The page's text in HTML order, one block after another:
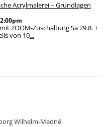
Acrylmalerei – Grundlagen
2:00pm
ZOOM-Zuschaltung Sa 29.8. +
von 10...
Wilhelm-Medné